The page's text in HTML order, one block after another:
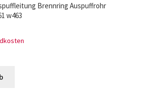
Brennring Auspuffrohr
w463